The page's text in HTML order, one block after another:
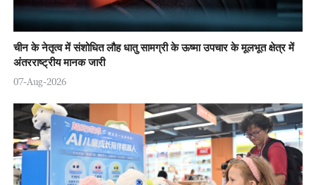
चीन के नेतृत्व में संशोधित लौह धातु सामग्री के ऊष्मा उपचार के मूलभूत क्षेत्र में
अंतरराष्ट्रीय मानक जारी
07-Aug-2026